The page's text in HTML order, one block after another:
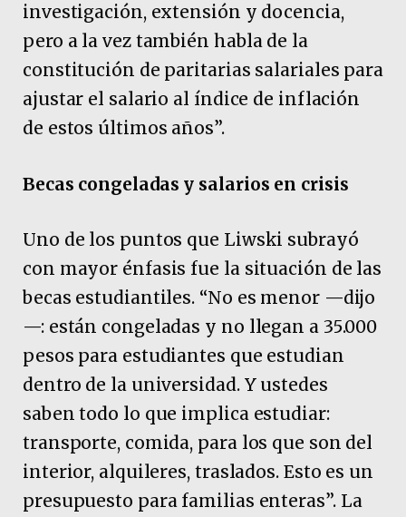
investigación, extensión y docencia,
pero a la vez también habla de la
constitución de paritarias salariales para
ajustar el salario al índice de inflación
de estos últimos años”.
Becas congeladas y salarios en crisis
Uno de los puntos que Liwski subrayó
con mayor énfasis fue la situación de las
becas estudiantiles. “No es menor —dijo
—: están congeladas y no llegan a 35.000
pesos para estudiantes que estudian
dentro de la universidad. Y ustedes
saben todo lo que implica estudiar:
transporte, comida, para los que son del
interior, alquileres, traslados. Esto es un
presupuesto para familias enteras”. La